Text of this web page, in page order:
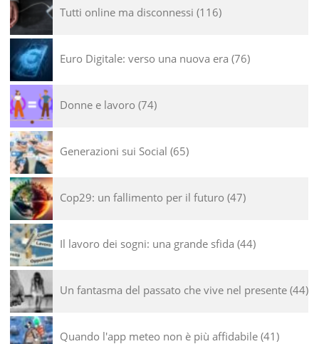
Tutti online ma disconnessi 116
Euro Digitale: verso una nuova era 76
Donne e lavoro 74
Generazioni sui Social 65
Cop29: un fallimento per il futuro 47
Il lavoro dei sogni: una grande sfida 44
Un fantasma del passato che vive nel presente 44
Quando l'app meteo non è più affidabile 41